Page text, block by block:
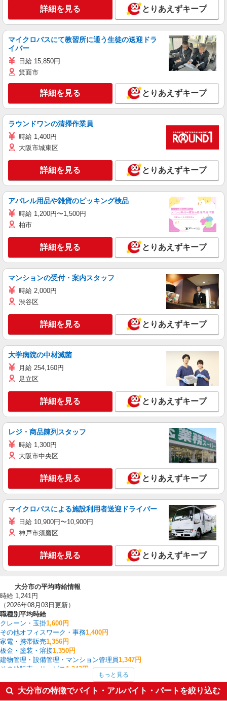
詳細を見る とりあえずキープ
マイクロバスにて教習所に通う生徒の送迎ドラ
イバー
日給 15,850円
箕面市
詳細を見る とりあえずキープ
ラウンドワンの清掃作業員
時給 1,400円
大阪市城東区
詳細を見る とりあえずキープ
アパレル用品や雑貨のピッキング検品
時給 1,200円〜1,500円
柏市
詳細を見る とりあえずキープ
マンションの受付・案内スタッフ
時給 2,000円
渋谷区
詳細を見る とりあえずキープ
大学病院の中材滅菌
月給 254,160円
足立区
詳細を見る とりあえずキープ
レジ・商品陳列スタッフ
時給 1,300円
大阪市中央区
詳細を見る とりあえずキープ
マイクロバスによる施設利用者送迎ドライバー
日給 10,900円〜10,900円
神戸市須磨区
詳細を見る とりあえずキープ
大分市の平均時給情報
時給 1,241円
（2026年08月03日更新）
職種別平均時給
クレーン・玉掛1,600円
その他オフィスワーク・事務1,400円
家電・携帯販売1,356円
板金・塗装・溶接1,350円
建物管理・設備管理・マンション管理員1,347円
その他販売・サービス 1,343円
介護職・ヘルパー1,304円
栄養士・管理栄養士 1,300円
もっと見る
大分市の特徴でバイト・アルバイト・パートを絞り込む